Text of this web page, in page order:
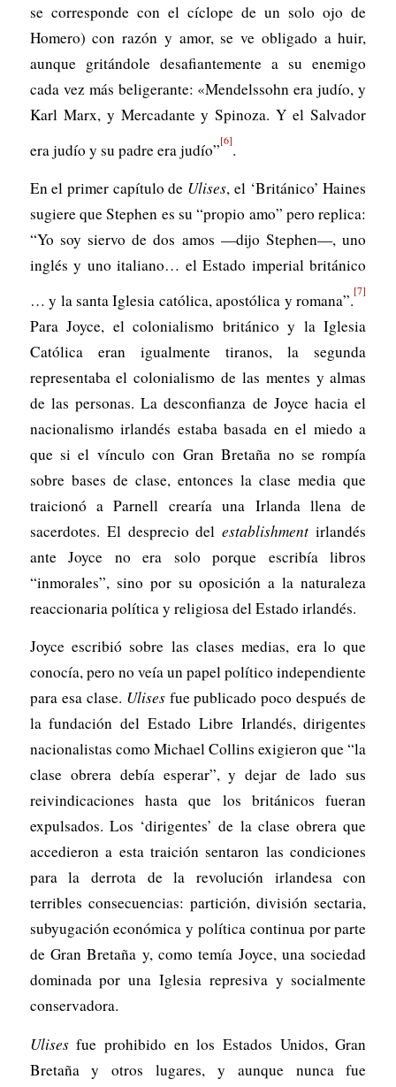
se corresponde con el cíclope de un solo ojo de
Homero) con razón y amor, se ve obligado a huir,
aunque gritándole desafiantemente a su enemigo
cada vez más beligerante: «Mendelssohn era judío, y
Karl Marx, y Mercadante y Spinoza. Y el Salvador
era judío y su padre era judío”[6].
En el primer capítulo de Ulises, el ‘Británico’ Haines
sugiere que Stephen es su “propio amo” pero replica:
“Yo soy siervo de dos amos —dijo Stephen—, uno
inglés y uno italiano… el Estado imperial británico
… y la santa Iglesia católica, apostólica y romana”.[7]
Para Joyce, el colonialismo británico y la Iglesia
Católica eran igualmente tiranos, la segunda
representaba el colonialismo de las mentes y almas
de las personas. La desconfianza de Joyce hacia el
nacionalismo irlandés estaba basada en el miedo a
que si el vínculo con Gran Bretaña no se rompía
sobre bases de clase, entonces la clase media que
traicionó a Parnell crearía una Irlanda llena de
sacerdotes. El desprecio delestablishment irlandés
ante Joyce no era solo porque escribía libros
“inmorales”, sino por su oposición a la naturaleza
reaccionaria política y religiosa del Estado irlandés.
Joyce escribió sobre las clases medias, era lo que
conocía, pero no veía un papel político independiente
para esa clase. Ulises fue publicado poco después de
la fundación del Estado Libre Irlandés, dirigentes
nacionalistas como Michael Collins exigieron que “la
clase obrera debía esperar”, y dejar de lado sus
reivindicaciones hasta que los británicos fueran
expulsados. Los ‘dirigentes’ de la clase obrera que
accedieron a esta traición sentaron las condiciones
para la derrota de la revolución irlandesa con
terribles consecuencias: partición, división sectaria,
subyugación económica y política continua por parte
de Gran Bretaña y, como temía Joyce, una sociedad
dominada por una Iglesia represiva y socialmente
conservadora.
Ulisesfue prohibido en los Estados Unidos, Gran
Bretaña y otros lugares, y aunque nunca fue